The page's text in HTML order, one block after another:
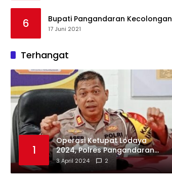
6 Bupati Pangandaran Kecolongan
17 Juni 2021
Terhangat
1
Operasi Ketupat Lodaya
2024, Polres Pangandaran
Dirikan 12 Pos Pengamanan
3 April 2024 2